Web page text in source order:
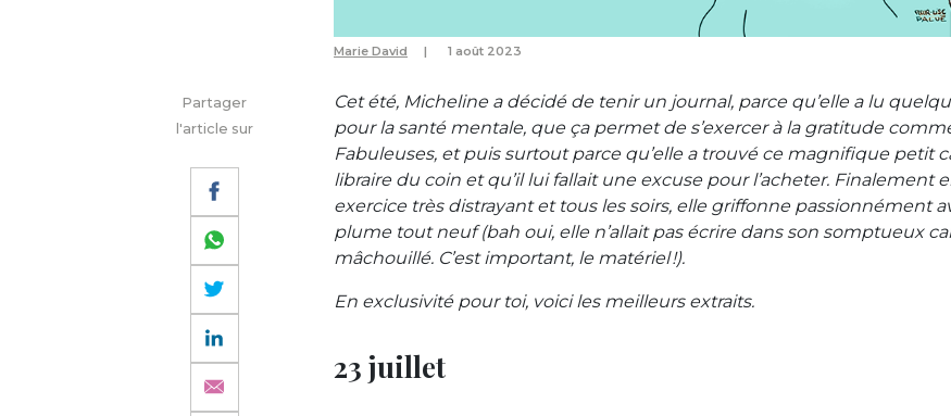
Marie David 1 août 2023
Partager
l'article sur
Cet été, Micheline a décidé de tenir un journal, parce qu’elle a lu
pour la santé mentale, que ça permet de s’exercer à la gratitude
Fabuleuses, et puis surtout parce qu’elle a trouvé ce magnifique petit
libraire du coin et qu’il lui fallait une excuse pour l’acheter. Finalement
exercice très distrayant et tous les soirs, elle griffonne passionnément
plume tout neuf (bah oui, elle n’allait pas écrire dans son somptueux
mâchouillé. C’est important, le matériel !).
En exclusivité pour toi, voici les meilleurs extraits.
23 juillet